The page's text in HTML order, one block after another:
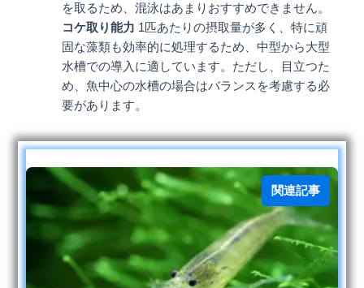
を取るため、混泳はあまりおすすめできません。
コケ取り能力 1匹あたりの摂取量が多く、特に頑
固な藻類も効率的に処理するため、中型から大型
水槽での導入に適しています。ただし、目立つた
め、魚中心の水槽の場合はバランスを考慮する必
要があります。
関連記事